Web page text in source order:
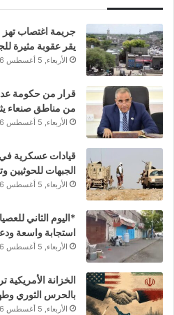
جريمة اغتصاب
يقر عقوبة مثيرة
الأربعاء, 5 أغسطس 2026 - 8:15 م
قرار من حكومة
من مناطق صنعاء
الأربعاء, 5 أغسطس 2026 - 8:00 م
قيادات عسكرية
الجبهات للحوثيين
الأربعاء, 5 أغسطس 2026 - 7:45 م
*اليوم الثاني
استجابة واسعة
الأربعاء, 5 أغسطس 2026 - 7:30 م
الخزانة
بالحرس الثوري
الأربعاء, 5 أغسطس 2026 - 7:23 م